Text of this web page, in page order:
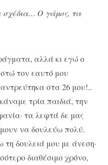
σχέδια… Ο γάμος, τα
αλλά κι εγώ ο
τον εαυτό μου
στα 26 μου!..
τρία παιδιά, την
τα λεφτά δε μας
να δουλεύω πολύ.
τη δουλειά μου με άνεση·
διαθέσιμο χρόνο,